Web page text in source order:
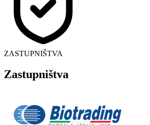
ZASTUPNIŠTVA
Zastupništva